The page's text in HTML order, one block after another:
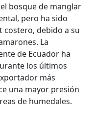
bosque de manglar
pero ha sido
costero, debido a su
La
de Ecuador ha
los últimos
más
una mayor presión
de humedales.